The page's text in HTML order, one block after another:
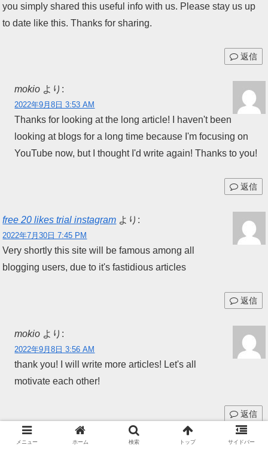
you simply shared this useful info with us. Please stay us up
to date like this. Thanks for sharing.
返信
mokio より:
2022年9月8日 3:53 AM
Thanks for looking at the long article! I haven't been
looking at blogs for a long time because I'm focusing on
YouTube now, but I thought I'd write again! Thanks to you!
返信
free 20 likes trial instagram より:
2022年7月30日 7:45 PM
Very shortly this site will be famous among all
blogging users, due to it's fastidious articles
返信
mokio より:
2022年9月8日 3:56 AM
thank you! I will write more articles! Let's all
motivate each other!
返信
vdn より:
メニュー ホーム 検索 トップ サイドバー